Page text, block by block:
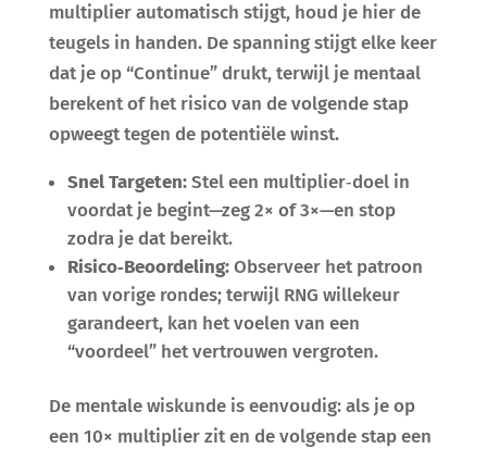
multiplier automatisch stijgt, houd je hier de
teugels in handen. De spanning stijgt elke keer
dat je op “Continue” drukt, terwijl je mentaal
berekent of het risico van de volgende stap
opweegt tegen de potentiële winst.
Snel Targeten:Stel een multiplier‑doel in
voordat je begint—zeg 2× of 3×—en stop
zodra je dat bereikt.
Risico‑Beoordeling:Observeer het patroon
van vorige rondes; terwijl RNG willekeur
garandeert, kan het voelen van een
“voordeel” het vertrouwen vergroten.
De mentale wiskunde is eenvoudig: als je op
een 10× multiplier zit en de volgende stap een